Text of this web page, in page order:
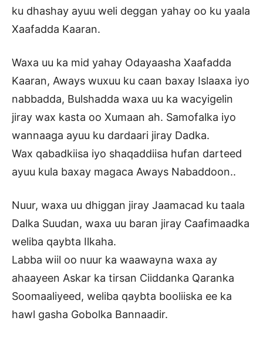
ku dhashay ayuu weli deggan yahay oo ku yaala
Xaafadda Kaaran.
Waxa uu ka mid yahay Odayaasha Xaafadda
Kaaran, Aways wuxuu ku caan baxay Islaaxa iyo
nabbadda, Bulshadda waxa uu ka wacyigelin
jiray wax kasta oo Xumaan ah. Samofalka iyo
wannaaga ayuu ku dardaari jiray Dadka.
Wax qabadkiisa iyo shaqaddiisa hufan darteed
ayuu kula baxay magaca Aways Nabaddoon..
Nuur, waxa uu dhiggan jiray Jaamacad ku taala
Dalka Suudan, waxa uu baran jiray Caafimaadka
weliba qaybta Ilkaha.
Labba wiil oo nuur ka waawayna waxa ay
ahaayeen Askar ka tirsan Ciiddanka Qaranka
Soomaaliyeed, weliba qaybta booliiska ee ka
hawl gasha Gobolka Bannaadir.